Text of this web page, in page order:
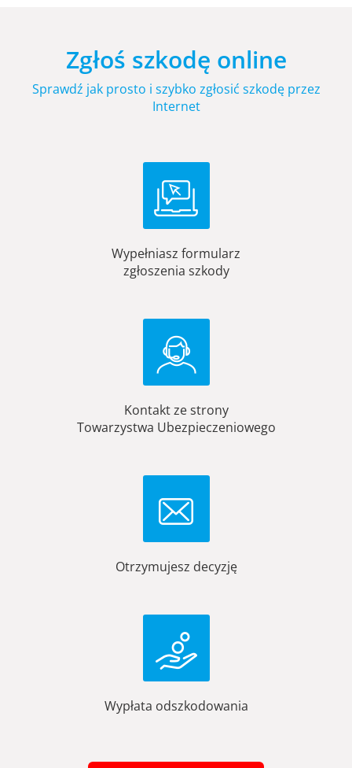
Zgłoś szkodę online
Sprawdź jak prosto i szybko zgłosić szkodę przez
Internet
Wypełniasz formularz
zgłoszenia szkody
Kontakt ze strony
Towarzystwa Ubezpieczeniowego
Otrzymujesz decyzję
Wypłata odszkodowania